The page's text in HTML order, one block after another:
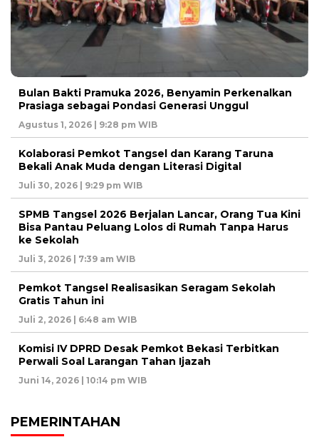
Bulan Bakti Pramuka 2026, Benyamin Perkenalkan
Prasiaga sebagai Pondasi Generasi Unggul
Agustus 1, 2026 | 9:28 pm WIB
Kolaborasi Pemkot Tangsel dan Karang Taruna
Bekali Anak Muda dengan Literasi Digital
Juli 30, 2026 | 9:29 pm WIB
SPMB Tangsel 2026 Berjalan Lancar, Orang Tua Kini
Bisa Pantau Peluang Lolos di Rumah Tanpa Harus
ke Sekolah
Juli 3, 2026 | 7:39 am WIB
Pemkot Tangsel Realisasikan Seragam Sekolah
Gratis Tahun ini
Juli 2, 2026 | 6:48 am WIB
Komisi IV DPRD Desak Pemkot Bekasi Terbitkan
Perwali Soal Larangan Tahan Ijazah
Juni 14, 2026 | 10:14 pm WIB
PEMERINTAHAN